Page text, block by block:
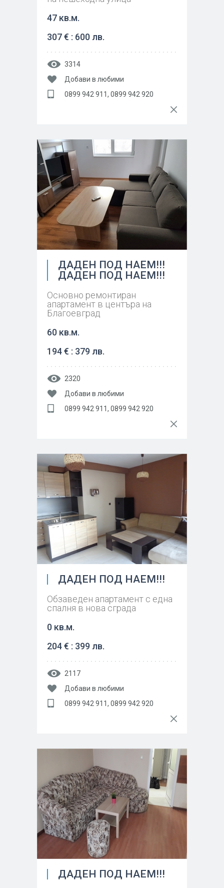
47 кв.м.
307 € : 600 лв.
3314
Добави в любими
0899 942 911, 0899 942 920
ДАДЕН ПОД НАЕМ!!!
ДАДЕН ПОД НАЕМ!!!
Основно ремонтиран
апартамент в центъра на
Благоевград
60 кв.м.
194 € : 379 лв.
2320
Добави в любими
0899 942 911, 0899 942 920
ДАДЕН ПОД НАЕМ!!!
Обзаведен апартамент с една
спалня в нова сграда
0 кв.м.
204 € : 399 лв.
2117
Добави в любими
0899 942 911, 0899 942 920
ДАДЕН ПОД НАЕМ!!!